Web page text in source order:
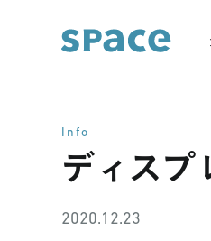
Info
ディス
2020.12.23